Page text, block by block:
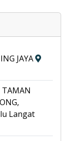
JAYA
TAMAN
Langat